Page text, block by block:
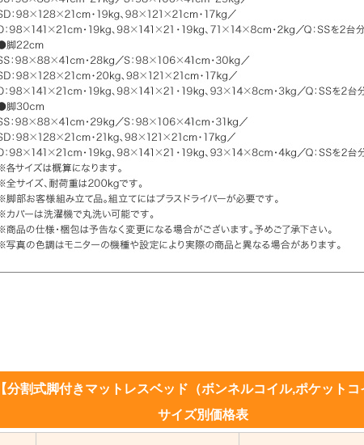
【分割式脚付きマットレスベッド（ボンネルコイル,ポケットコ
サイズ別価格表